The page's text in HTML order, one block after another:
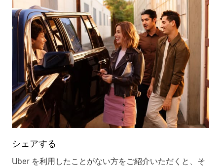
シェアする
Uber を利用したことがない方をご紹介いただくと、そ